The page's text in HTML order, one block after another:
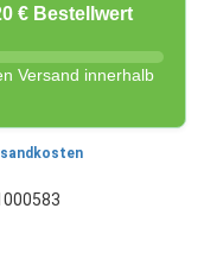
€ Bestellwert
Versand innerhalb